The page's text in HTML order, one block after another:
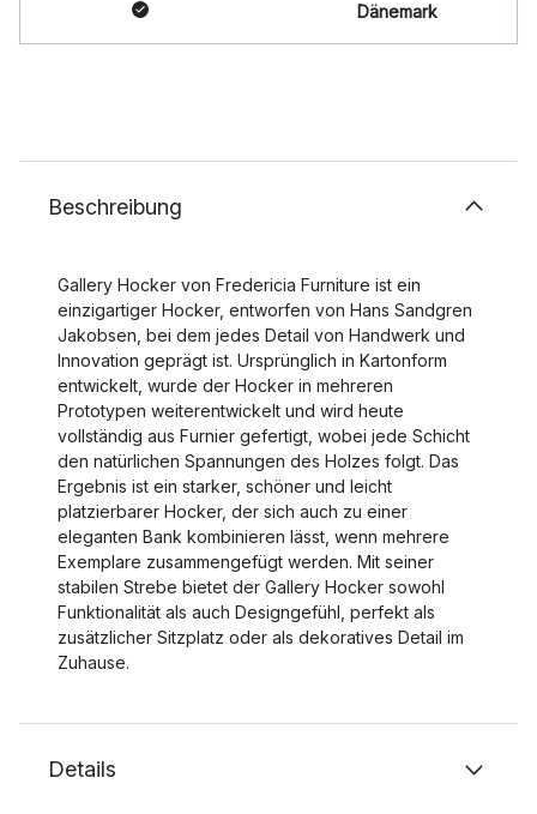
Dänemark
Beschreibung
Gallery Hocker von Fredericia Furniture ist ein
einzigartiger Hocker, entworfen von Hans Sandgren
Jakobsen, bei dem jedes Detail von Handwerk und
Innovation geprägt ist. Ursprünglich in Kartonform
entwickelt, wurde der Hocker in mehreren
Prototypen weiterentwickelt und wird heute
vollständig aus Furnier gefertigt, wobei jede Schicht
den natürlichen Spannungen des Holzes folgt. Das
Ergebnis ist ein starker, schöner und leicht
platzierbarer Hocker, der sich auch zu einer
eleganten Bank kombinieren lässt, wenn mehrere
Exemplare zusammengefügt werden. Mit seiner
stabilen Strebe bietet der Gallery Hocker sowohl
Funktionalität als auch Designgefühl, perfekt als
zusätzlicher Sitzplatz oder als dekoratives Detail im
Zuhause.
Details